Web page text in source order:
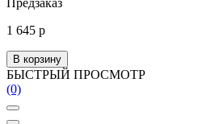
1 645 р
В корзину
БЫСТРЫЙ ПРОСМОТР
(0)